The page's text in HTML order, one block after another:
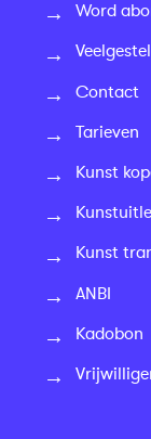
Word
Contact
Tarieven
Kunst
Kunst
ANBI
Kadobon